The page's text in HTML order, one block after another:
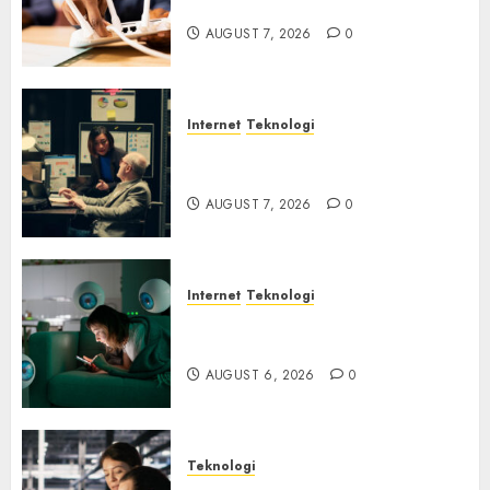
AUGUST 7, 2026 0
Internet Teknologi
AUGUST 7, 2026 0
Internet Teknologi
AUGUST 6, 2026 0
Teknologi